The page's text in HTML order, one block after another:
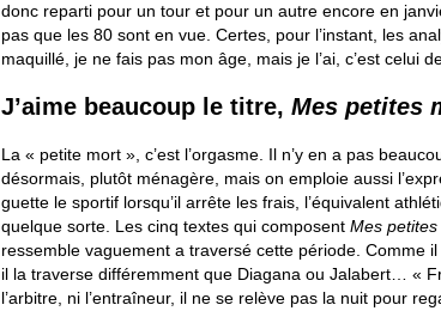
donc reparti pour un tour et pour un autre encore en
pas que les 80 sont en vue. Certes, pour l’instant, les
maquillé, je ne fais pas mon âge, mais je l’ai, c’est celui
J’aime beaucoup le titre, Mes petites
La « petite mort », c’est l’orgasme. Il n’y en a pas
désormais, plutôt ménagère, mais on emploie aussi
guette le sportif lorsqu’il arrête les frais, l’équivalent
quelque sorte. Les cinq textes qui composent Mes
ressemble vaguement a traversé cette période. Comme
il la traverse différemment que Diagana ou Jalabert… «
l’arbitre, ni l’entraîneur, il ne se relève pas la nuit pour